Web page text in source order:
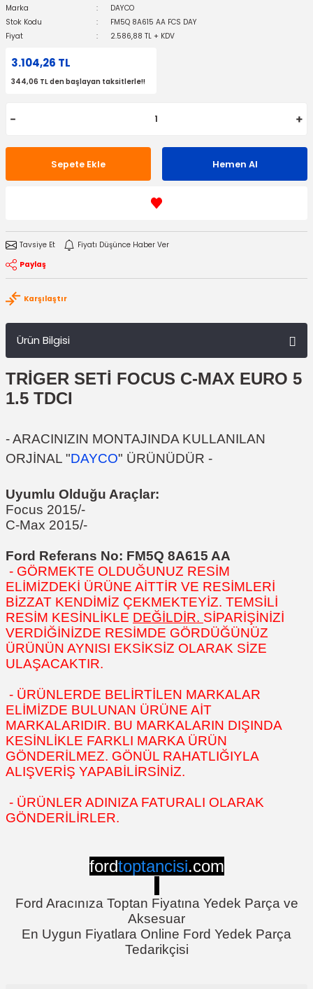
Marka
DAYCO
Stok Kodu
FM5Q 8A615 AA FCS DAY
Fiyat
2.586,88 TL + KDV
3.104,26 TL
344,06 TL den başlayan taksitlerle!!
Sepete Ekle Hemen Al
Tavsiye Et
Fiyatı Düşünce Haber Ver
Paylaş
Karşılaştır
Ürün Bilgisi
TRİGER SETİ FOCUS C-MAX EURO 5
1.5 TDCI
- ARACINIZIN MONTAJINDA KULLANILAN
ORJİNAL "DAYCO" ÜRÜNÜDÜR -
Uyumlu Olduğu Araçlar:
Focus 2015/-
C-Max 2015/-
Ford Referans No: FM5Q 8A615 AA
- GÖRMEKTE OLDUĞUNUZ RESİM
ELİMİZDEKİ ÜRÜNE AİTTİR VE RESİMLERİ
BİZZAT KENDİMİZ ÇEKMEKTEYİZ. TEMSİLİ
RESİM KESİNLİKLE DEĞİLDİR. SİPARİŞİNİZİ
VERDİĞİNİZDE RESİMDE GÖRDÜĞÜNÜZ
ÜRÜNÜN AYNISI EKSİKSİZ OLARAK SİZE
ULAŞACAKTIR.
- ÜRÜNLERDE BELİRTİLEN MARKALAR
ELİMİZDE BULUNAN ÜRÜNE AİT
MARKALARIDIR. BU MARKALARIN DIŞINDA
KESİNLİKLE FARKLI MARKA ÜRÜN
GÖNDERİLMEZ. GÖNÜL RAHATLIĞIYLA
ALIŞVERİŞ YAPABİLİRSİNİZ.
- ÜRÜNLER ADINIZA FATURALI OLARAK
GÖNDERİLİRLER.
fordtoptancisi.com
Ford Aracınıza Toptan Fiyatına Yedek Parça ve
Aksesuar
En Uygun Fiyatlara Online Ford Yedek Parça
Tedarikçisi